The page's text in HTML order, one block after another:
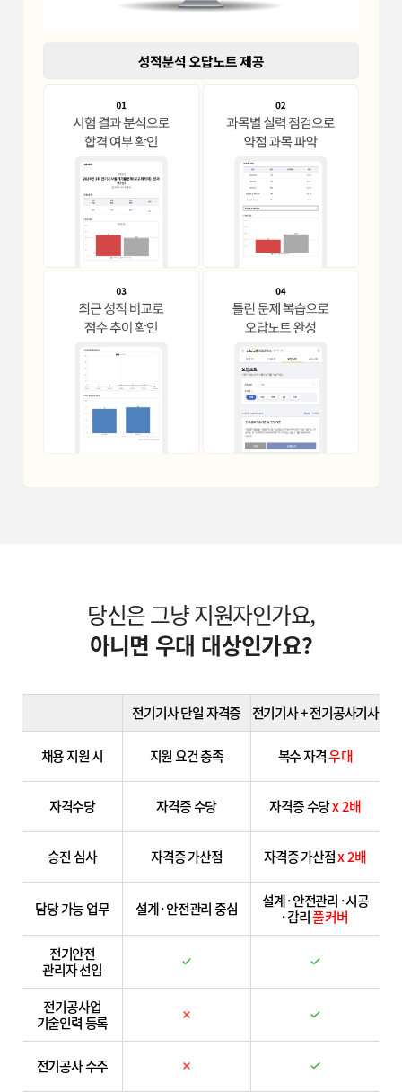
당신은 그냥 지원자인가요,
아니면 우대 대상인가요?
전기기사 단일 자격증 전기기사 + 전기공사기사
채용 지원 시 지원 요건 충족 복수 자격우대
자격수당 자격증 수당 자격증 수당x 2배
승진 심사 자격증 가산점 자격증 가산점x 2배
담당 가능 업무 설계 · 안전관리 중심
설계 · 안전관리 · 시공
· 감리풀커버
전기안전
관리자 선임
전기공사업
기술인력 등록
전기공사 수주